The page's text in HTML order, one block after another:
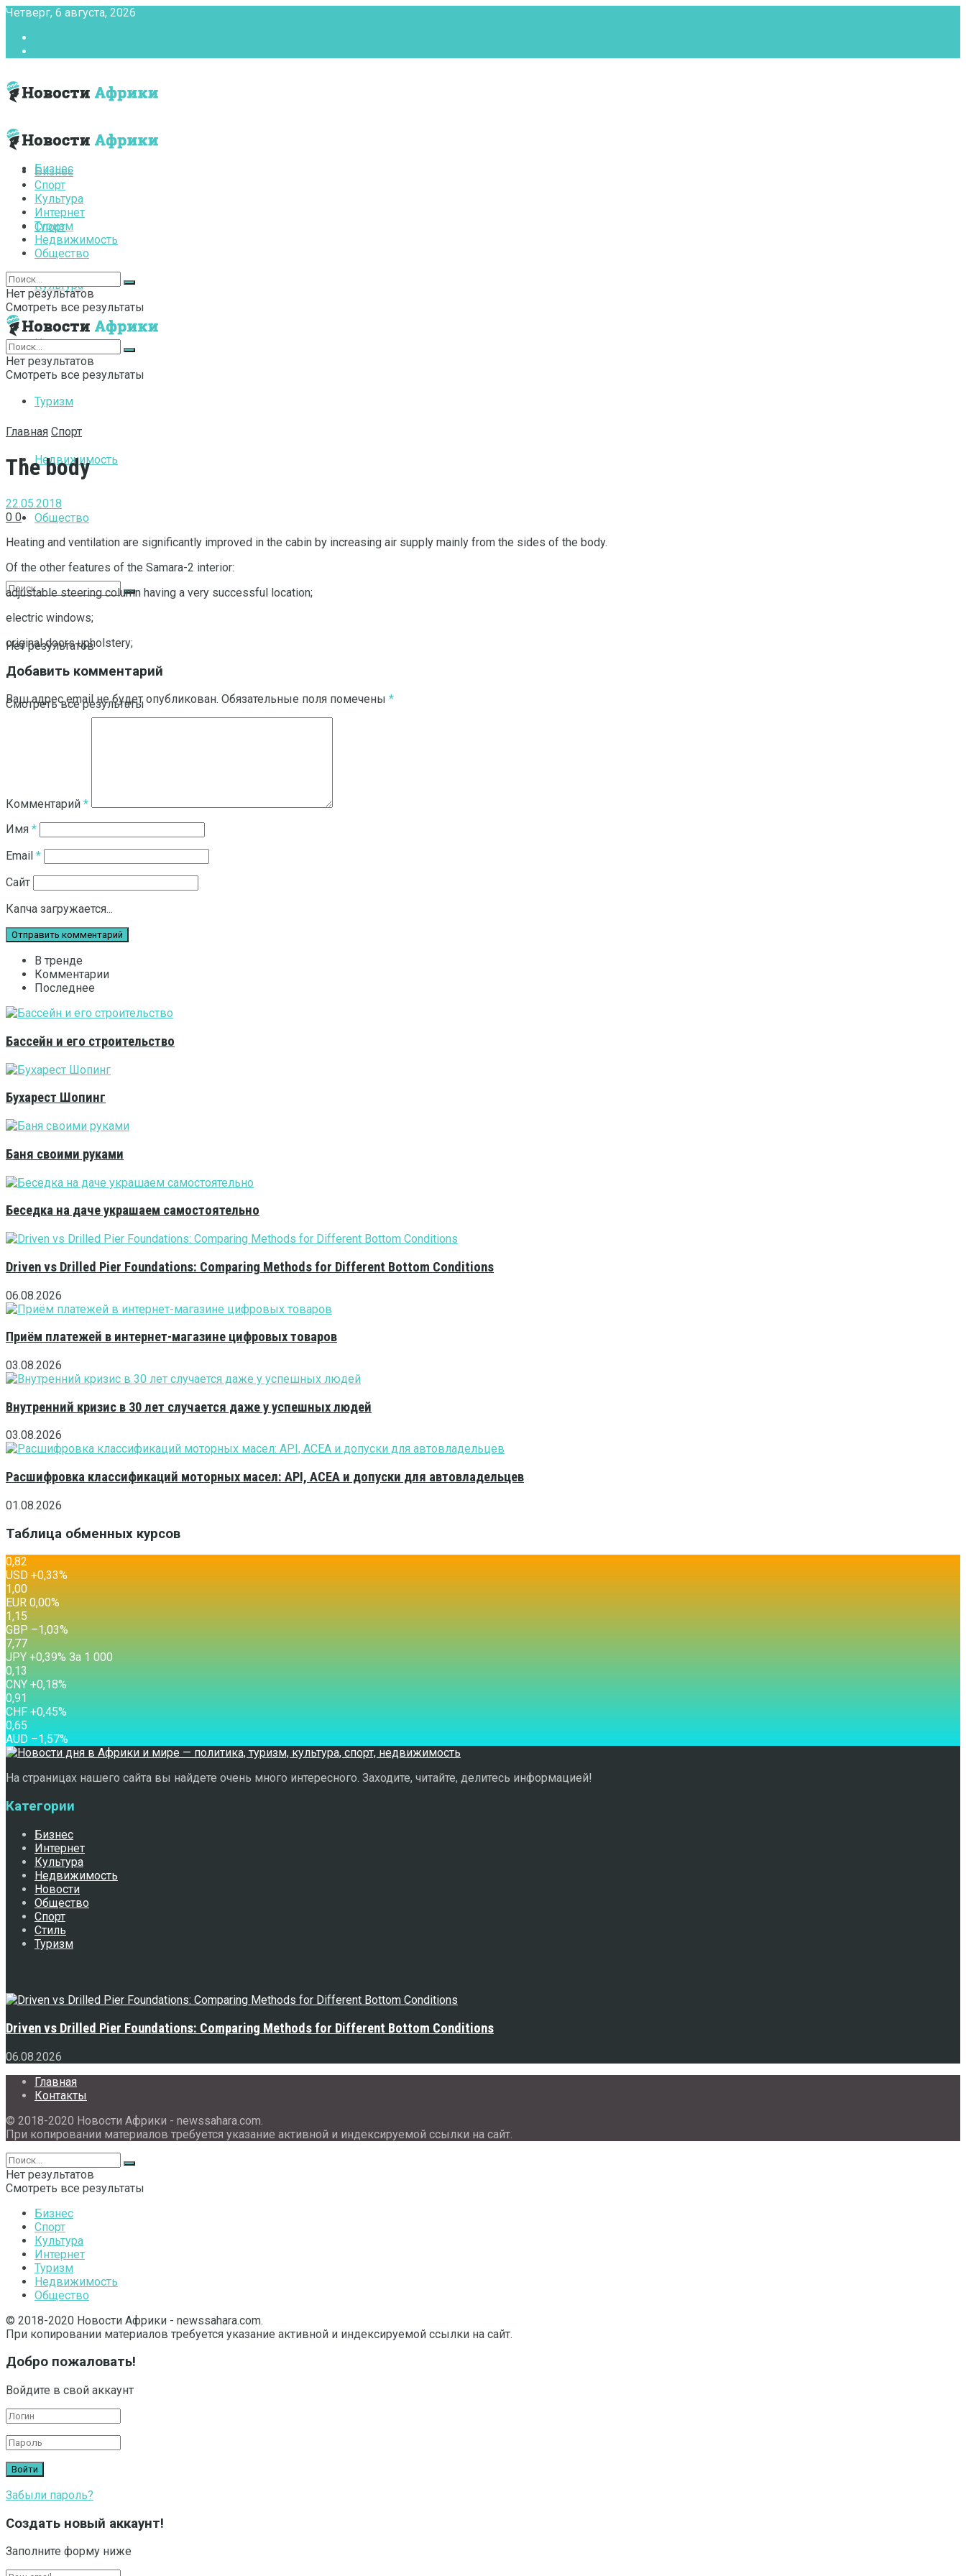
Четверг, 6 августа, 2026
Бизнес
Спорт
Культура
Интернет
Туризм
Недвижимость
Общество
Нет результатов
Смотреть все результаты
Бизнес
Спорт
Культура
Интернет
Туризм
Недвижимость
Общество
Нет результатов
Смотреть все результаты
Нет результатов
Смотреть все результаты
Главная Спорт
The body
22.05.2018
0 0
Heating and ventilation are significantly improved in the cabin by increasing air supply mainly from the sides of the body.
Of the other features of the Samara-2 interior:
adjustable steering column having a very successful location;
electric windows;
original doors upholstery;
Добавить комментарий
Ваш адрес email не будет опубликован. Обязательные поля помечены *
Комментарий *
Имя *
Email *
Сайт
Капча загружается...
В тренде
Комментарии
Последнее
Бассейн и его строительство
Бухарест Шопинг
Баня своими руками
Беседка на даче украшаем самостоятельно
Driven vs Drilled Pier Foundations: Comparing Methods for Different Bottom Conditions
06.08.2026
Приём платежей в интернет-магазине цифровых товаров
03.08.2026
Внутренний кризис в 30 лет случается даже у успешных людей
03.08.2026
Расшифровка классификаций моторных масел: API, ACEA и допуски для автовладельцев
01.08.2026
Таблица обменных курсов
0,82
USD +0,33%
1,00
EUR 0,00%
1,15
GBP –1,03%
7,77
JPY +0,39% За 1 000
0,13
CNY +0,18%
0,91
CHF +0,45%
0,65
AUD –1,57%
На страницах нашего сайта вы найдете очень много интересного. Заходите, читайте, делитесь информацией!
Категории
Бизнес
Интернет
Культура
Недвижимость
Новости
Общество
Спорт
Стиль
Туризм
Driven vs Drilled Pier Foundations: Comparing Methods for Different Bottom Conditions
06.08.2026
Главная
Контакты
© 2018-2020 Новости Африки - newssahara.com.
При копировании материалов требуется указание активной и индексируемой ссылки на сайт.
Нет результатов
Смотреть все результаты
Бизнес
Спорт
Культура
Интернет
Туризм
Недвижимость
Общество
© 2018-2020 Новости Африки - newssahara.com.
При копировании материалов требуется указание активной и индексируемой ссылки на сайт.
Добро пожаловать!
Войдите в свой аккаунт
Забыли пароль?
Создать новый аккаунт!
Заполните форму ниже